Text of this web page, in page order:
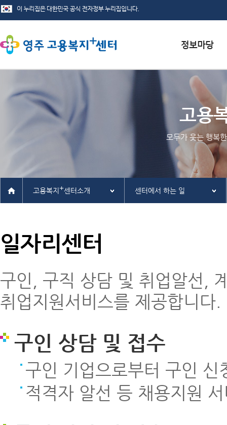
서식자료실
채용정보
인재정보
관련사이트
고용
모두가 웃는 행복
고용복지 +센터소개 센터에서 하는 일
일자리센터
구인, 구직 상담 및 취업알선,
취업지원서비스를 제공합니다.
구인 상담 및 접수
구인 기업으로부터 구인
적격자 알선 등 채용지원